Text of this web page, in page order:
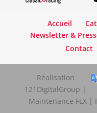
Accueil
Newsletter &
Contact
Réalisation
121DigitalGroup |
Maintenance FLX |